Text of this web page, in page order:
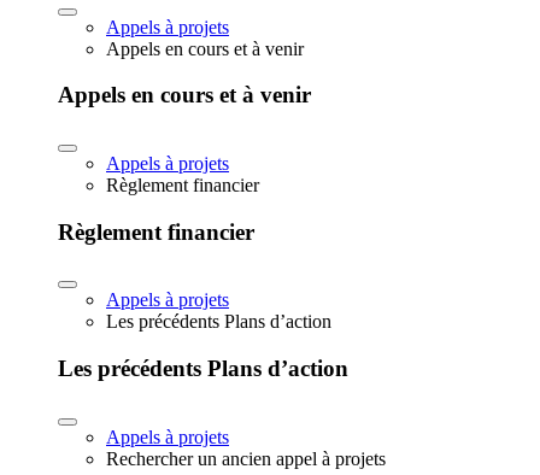
Appels à projets
Appels en cours et à venir
Appels en cours et à venir
Appels à projets
Règlement financier
Règlement financier
Appels à projets
Les précédents Plans d’action
Les précédents Plans d’action
Appels à projets
Rechercher un ancien appel à projets